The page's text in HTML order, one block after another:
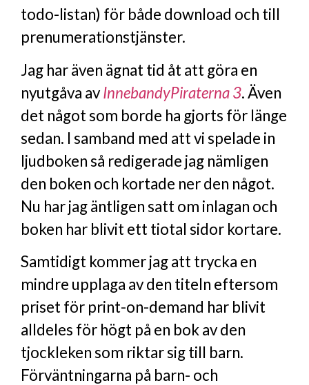
todo-listan) för både download och till
prenumerationstjänster.
Jag har även ägnat tid åt att göra en
nyutgåva avInnebandyPiraterna 3. Även
det något som borde ha gjorts för länge
sedan. I samband med att vi spelade in
ljudboken så redigerade jag nämligen
den boken och kortade ner den något.
Nu har jag äntligen satt om inlagan och
boken har blivit ett tiotal sidor kortare.
Samtidigt kommer jag att trycka en
mindre upplaga av den titeln eftersom
priset för print-on-demand har blivit
alldeles för högt på en bok av den
tjockleken som riktar sig till barn.
Förväntningarna på barn- och